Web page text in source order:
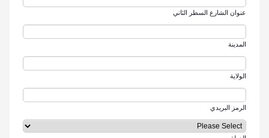
عنوان الشارع السطر الثاني
المدينة
الولاية
الرمز البريدي